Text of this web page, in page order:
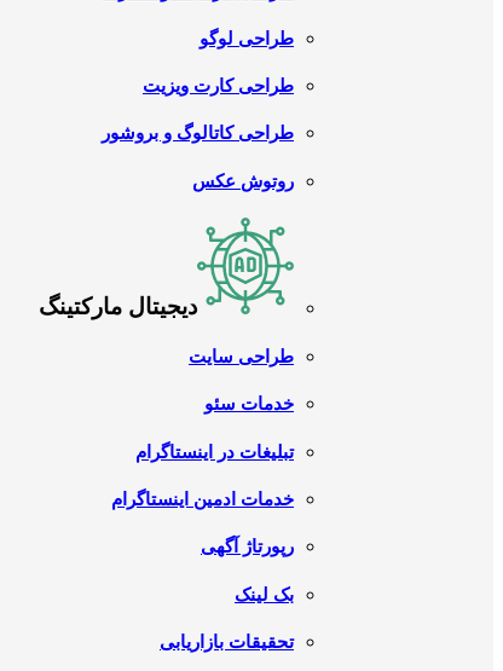
طراحی لوگو
طراحی کارت ویزیت
طراحی کاتالوگ و بروشور
روتوش عکس
دیجیتال مارکتینگ
طراحی سایت
خدمات سئو
تبلیغات در اینستاگرام
خدمات ادمین اینستاگرام
رپورتاژ آگهی
بک لینک
تحقیقات بازاریابی